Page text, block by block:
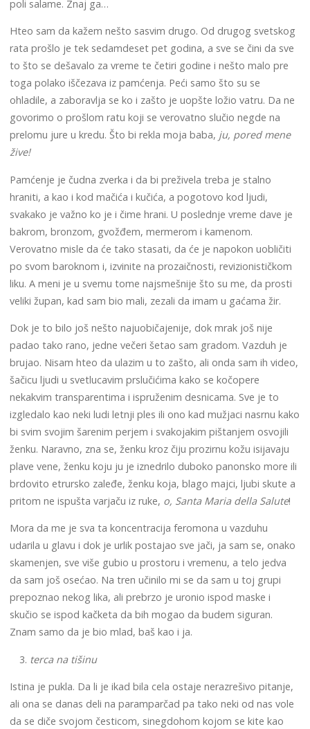
poli salame. Znaj ga…
Hteo sam da kažem nešto sasvim drugo. Od drugog svetskog
rata prošlo je tek sedamdeset pet godina, a sve se čini da sve
to što se dešavalo za vreme te četiri godine i nešto malo pre
toga polako iščezava iz pamćenja. Peći samo što su se
ohladile, a zaboravlja se ko i zašto je uopšte ložio vatru. Da ne
govorimo o prošlom ratu koji se verovatno slučio negde na
prelomu jure u kredu. Što bi rekla moja baba, ju, pored mene
žive!
Pamćenje je čudna zverka i da bi preživela treba je stalno
hraniti, a kao i kod mačića i kučića, a pogotovo kod ljudi,
svakako je važno ko je i čime hrani. U poslednje vreme dave je
bakrom, bronzom, gvožđem, mermerom i kamenom.
Verovatno misle da će tako stasati, da će je napokon uobličiti
po svom baroknom i, izvinite na prozaičnosti, revizionističkom
liku. A meni je u svemu tome najsmešnije što su me, da prosti
veliki župan, kad sam bio mali, zezali da imam u gaćama žir.
Dok je to bilo još nešto najuobičajenije, dok mrak još nije
padao tako rano, jedne večeri šetao sam gradom. Vazduh je
brujao. Nisam hteo da ulazim u to zašto, ali onda sam ih video,
šačicu ljudi u svetlucavim prslučićima kako se kočopere
nekakvim transparentima i ispruženim desnicama. Sve je to
izgledalo kao neki ludi letnji ples ili ono kad mužjaci nasrnu kako
bi svim svojim šarenim perjem i svakojakim pištanjem osvojili
ženku. Naravno, zna se, ženku kroz čiju prozirnu kožu isijavaju
plave vene, ženku koju ju je iznedrilo duboko panonsko more ili
brdovito etrursko zaleđe, ženku koja, blago majci, ljubi skute a
pritom ne ispušta varjaču iz ruke, o, Santa Maria della Salute!
Mora da me je sva ta koncentracija feromona u vazduhu
udarila u glavu i dok je urlik postajao sve jači, ja sam se, onako
skamenjen, sve više gubio u prostoru i vremenu, a telo jedva
da sam još osećao. Na tren učinilo mi se da sam u toj grupi
prepoznao nekog lika, ali prebrzo je uronio ispod maske i
skučio se ispod kačketa da bih mogao da budem siguran.
Znam samo da je bio mlad, baš kao i ja.
terca na tišinu
Istina je pukla. Da li je ikad bila cela ostaje nerazrešivo pitanje,
ali ona se danas deli na paramparčad pa tako neki od nas vole
da se diče svojom česticom, sinegdohom kojom se kite kao